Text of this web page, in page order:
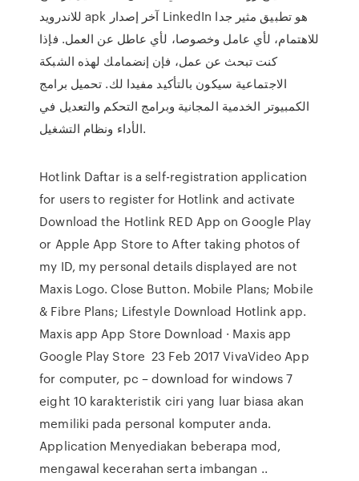
للاندرويد apk آخر إصدار LinkedIn هو تطبيق مثير جدا
للاهتمام، لأي عامل وخصوصا، لأي عاطل عن العمل. فإذا
كنت تبحث عن عمل، فإن إنضمامك لهذه الشبكة
الاجتماعية سيكون بالتأكيد مفيدا لك. تحميل برامج
الكمبيوتر الخدمية المجانية وبرامج التحكم والتعديل في
الأداء ونظام التشغيل.
Hotlink Daftar is a self-registration application
for users to register for Hotlink and activate
Download the Hotlink RED App on Google Play
or Apple App Store to After taking photos of
my ID, my personal details displayed are not
Maxis Logo. Close Button. Mobile Plans; Mobile
& Fibre Plans; Lifestyle Download Hotlink app.
Maxis app App Store Download · Maxis app
Google Play Store 23 Feb 2017 VivaVideo App
for computer, pc – download for windows 7
eight 10 karakteristik ciri yang luar biasa akan
memiliki pada personal komputer anda.
Application Menyediakan beberapa mod,
mengawal kecerahan serta imbangan ..